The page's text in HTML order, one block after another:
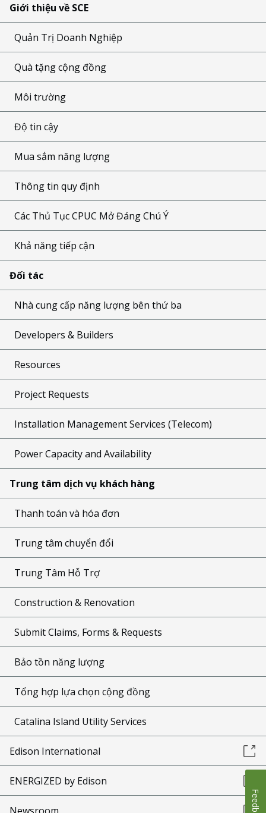
Giới thiệu về SCE
Quản Trị Doanh Nghiệp
Quà tặng cộng đồng
Môi trường
Độ tin cậy
Mua sắm năng lượng
Thông tin quy định
Các Thủ Tục CPUC Mở Đáng Chú Ý
Khả năng tiếp cận
Đối tác
Nhà cung cấp năng lượng bên thứ ba
Developers & Builders
Resources
Project Requests
Installation Management Services (Telecom)
Power Capacity and Availability
Trung tâm dịch vụ khách hàng
Thanh toán và hóa đơn
Trung tâm chuyển đổi
Trung Tâm Hỗ Trợ
Construction & Renovation
Submit Claims, Forms & Requests
Bảo tồn năng lượng
Tổng hợp lựa chọn cộng đồng
Catalina Island Utility Services
Edison International
ENERGIZED by Edison
Newsroom